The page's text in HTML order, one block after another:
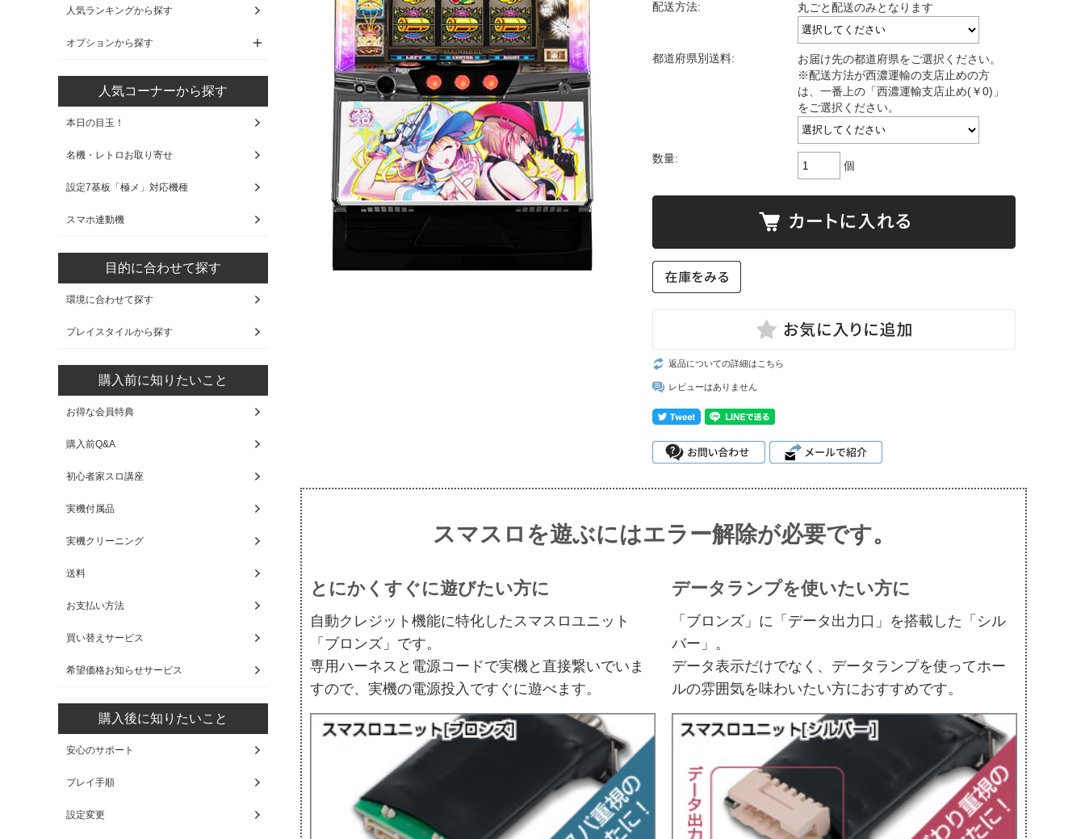
配送方法: 丸ごと配送のみとなります
都道府県別送料:
お届け先の都道府県をご選択ください。
※配送方法が西濃運輸の支店止めの方
は、一番上の「西濃運輸支店止め(￥0)」
をご選択ください。
数量:
個
返品についての詳細はこちら
レビューはありません
スマスロを遊ぶにはエラー解除が必要です。
とにかくすぐに遊びたい方に
自動クレジット機能に特化したスマスロユニット
「ブロンズ」です。
専用ハーネスと電源コードで実機と直接繋いでいま
すので、実機の電源投入ですぐに遊べます。
データランプを使いたい方に
「ブロンズ」に「データ出力口」を搭載した「シル
バー」。
データ表示だけでなく、データランプを使ってホー
ルの雰囲気を味わいたい方におすすめです。
人気ランキングから探す
オプションから探す
人気コーナーから探す
本日の目玉！
名機・レトロお取り寄せ
設定7基板「極メ」対応機種
スマホ連動機
目的に合わせて探す
環境に合わせて探す
プレイスタイルから探す
購入前に知りたいこと
お得な会員特典
購入前Q&A
初心者家スロ講座
実機付属品
実機クリーニング
送料
お支払い方法
買い替えサービス
希望価格お知らせサービス
購入後に知りたいこと
安心のサポート
プレイ手順
設定変更